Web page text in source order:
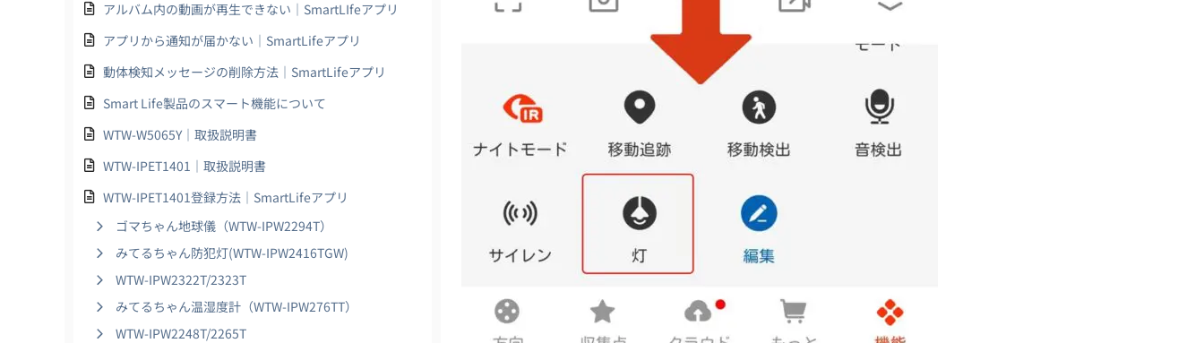
アルバム内の動画が再生できない｜SmartLIfeアプリ
アプリから通知が届かない｜SmartLifeアプリ
動体検知メッセージの削除方法｜SmartLifeアプリ
Smart Life製品のスマート機能について
WTW-W5065Y｜取扱説明書
WTW-IPET1401｜取扱説明書
WTW-IPET1401登録方法｜SmartLifeアプリ
ゴマちゃん地球儀（WTW-IPW2294T）
みてるちゃん防犯灯(WTW-IPW2416TGW)
WTW-IPW2322T/2323T
みてるちゃん温湿度計（WTW-IPW276TT）
WTW-IPW2248T/2265T